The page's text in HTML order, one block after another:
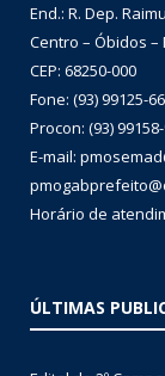
End.: R. Dep.
Centro – Óbidos –
CEP: 68250-000
Fone: (93) 99125-
Procon: (93)
E-mail:
Horário de
ÚLTIMAS